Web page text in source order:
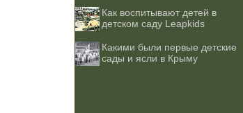
Как воспитывают детей в
детском саду Leapkids
Какими были первые детские
сады и ясли в Крыму